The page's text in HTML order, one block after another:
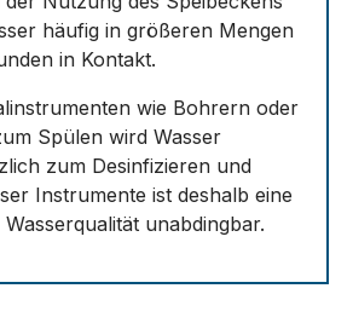
häufig in größeren Mengen
in Kontakt.
wie Bohrern oder
Spülen wird Wasser
zum Desinfizieren und
Instrumente ist deshalb eine
unabdingbar.